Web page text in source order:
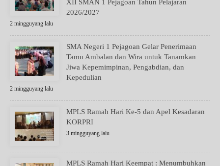
XII SMAN 1 Pejagoan Tahun Pelajaran
2026/2027
2 mingguyang lalu
SMA Negeri 1 Pejagoan Gelar Penerimaan
Tamu Ambalan dan Wira untuk Tanamkan
Jiwa Kepemimpinan, Pengabdian, dan
Kepedulian
2 mingguyang lalu
MPLS Ramah Hari Ke-5 dan Apel Kesadaran
KORPRI
3 mingguyang lalu
MPLS Ramah Hari Keempat : Menumbuhkan